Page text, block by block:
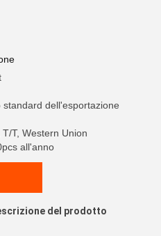
dell'esportazione
T, Western Union
all'anno
del prodotto